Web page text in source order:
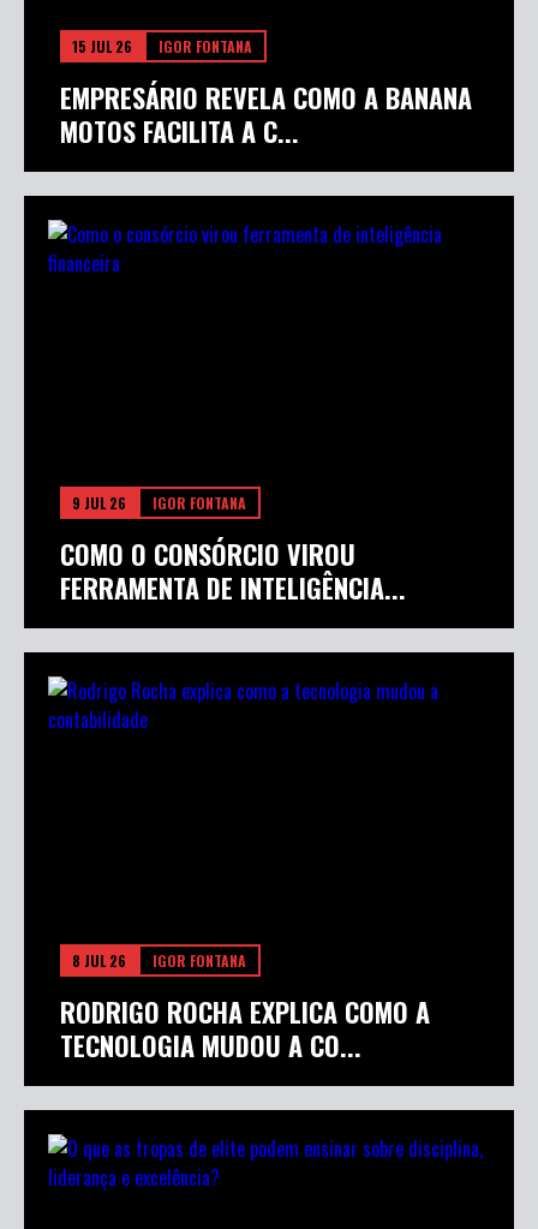
15 JUL 26 IGOR FONTANA
EMPRESÁRIO REVELA COMO A BANANA
MOTOS FACILITA A C...
9 JUL 26 IGOR FONTANA
COMO O CONSÓRCIO VIROU
FERRAMENTA DE INTELIGÊNCIA...
8 JUL 26 IGOR FONTANA
RODRIGO ROCHA EXPLICA COMO A
TECNOLOGIA MUDOU A CO...